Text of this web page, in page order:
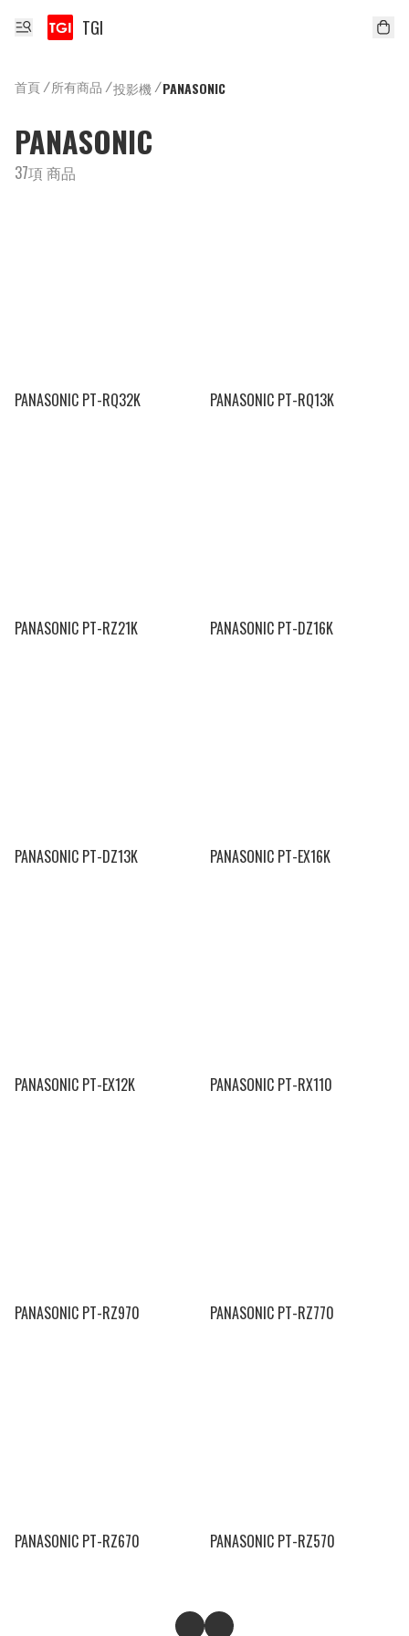
TGI
首頁/所有商品 /投影機/PANASONIC
PANASONIC
37項 商品
PANASONIC PT-RQ32K PANASONIC PT-RQ13K
PANASONIC PT-RZ21K PANASONIC PT-DZ16K
PANASONIC PT-DZ13K PANASONIC PT-EX16K
PANASONIC PT-EX12K PANASONIC PT-RX110
PANASONIC PT-RZ970 PANASONIC PT-RZ770
PANASONIC PT-RZ670 PANASONIC PT-RZ570